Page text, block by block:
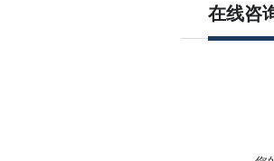
在线咨